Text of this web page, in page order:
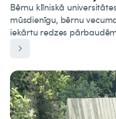
Bērnu klīniskā
mūsdienīgu, bērnu
iekārtu redzes